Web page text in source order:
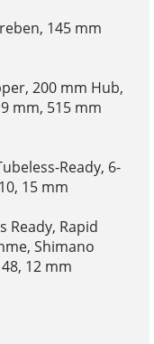
145 mm
200 mm Hub,
mm, 515 mm
Ready, 6-
15 mm
Ready, Rapid
Shimano
12 mm